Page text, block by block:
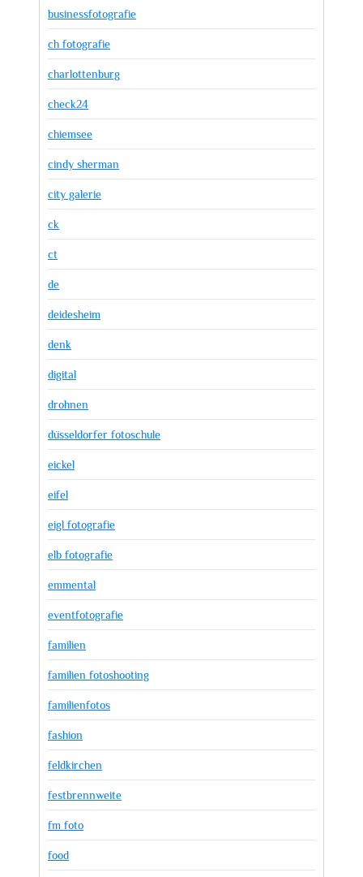
businessfotografie
ch fotografie
charlottenburg
check24
chiemsee
cindy sherman
city galerie
ck
ct
de
deidesheim
denk
digital
drohnen
düsseldorfer fotoschule
eickel
eifel
eigl fotografie
elb fotografie
emmental
eventfotografie
familien
familien fotoshooting
familienfotos
fashion
feldkirchen
festbrennweite
fm foto
food